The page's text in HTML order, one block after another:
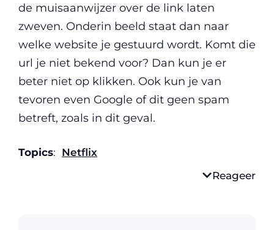
de muisaanwijzer over de link laten
zweven. Onderin beeld staat dan naar
welke website je gestuurd wordt. Komt die
url je niet bekend voor? Dan kun je er
beter niet op klikken. Ook kun je van
tevoren even Google of dit geen spam
betreft, zoals in dit geval.
Topics: Netflix
Reageer